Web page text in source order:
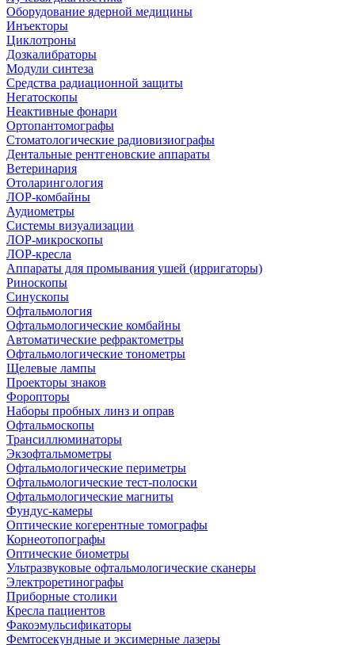
Оборудование ядерной медицины
Инъекторы
Циклотроны
Дозкалибраторы
Модули синтеза
Средства радиационной защиты
Негатоскопы
Неактивные фонари
Ортопантомографы
Стоматологические радиовизиографы
Дентальные рентгеновские аппараты
Ветеринария
Отоларингология
ЛОР-комбайны
Аудиометры
Системы визуализации
ЛОР-микроскопы
ЛОР-кресла
Аппараты для промывания ушей (ирригаторы)
Риноскопы
Синускопы
Офтальмология
Офтальмологические комбайны
Автоматические рефрактометры
Офтальмологические тонометры
Щелевые лампы
Проекторы знаков
Форопторы
Наборы пробных линз и оправ
Офтальмоскопы
Трансиллюминаторы
Экзофтальмометры
Офтальмологические периметры
Офтальмологические тест-полоски
Офтальмологические магниты
Фундус-камеры
Оптические когерентные томографы
Корнеотопографы
Оптические биометры
Ультразвуковые офтальмологические сканеры
Электроретинографы
Приборные столики
Кресла пациентов
Факоэмульсификаторы
Фемтосекундные и эксимерные лазеры